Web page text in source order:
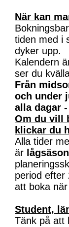
När kan
tiden med i
dyker upp.
Kalendern
ser du
Från
och under
alla dagar
Om du vill
klickar du
Alla tider
är
period efter
att boka
Student,
Tänk på att